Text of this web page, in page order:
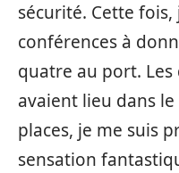
sécurité. Cette fois,
conférences à
quatre au port.
avaient lieu dans
places, je me suis
sensation